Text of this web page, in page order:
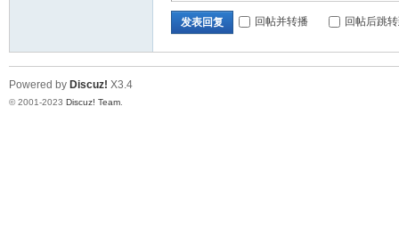
发表回复 回帖并转播 回帖后跳
Powered by Discuz! X3.4
© 2001-2023 Discuz! Team